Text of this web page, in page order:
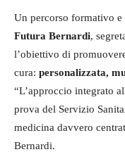
Un percorso formativo
Futura Bernardi,
l’obiettivo di
cura: personalizzata,
“L’approccio integrato
prova del Servizio
medicina davvero
Bernardi.